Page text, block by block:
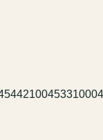
45331000